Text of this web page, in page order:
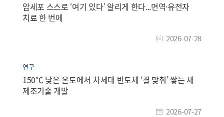
암세포 스스로 ‘여기 있다’ 알리게 한다...면역·유전자
치료 한 번에
2026-07-28
연구
150℃ 낮은 온도에서 차세대 반도체 ‘결 맞춰’ 쌓는 새
제조기술 개발
2026-07-27